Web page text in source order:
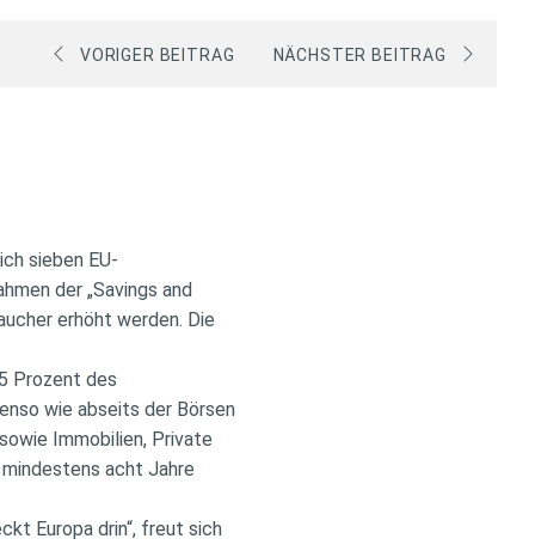
VORIGER BEITRAG NÄCHSTER BEITRAG
sieben EU-
der „Savings and
erhöht werden. Die
Prozent des
wie abseits der Börsen
Immobilien, Private
acht Jahre
Europa drin“, freut sich